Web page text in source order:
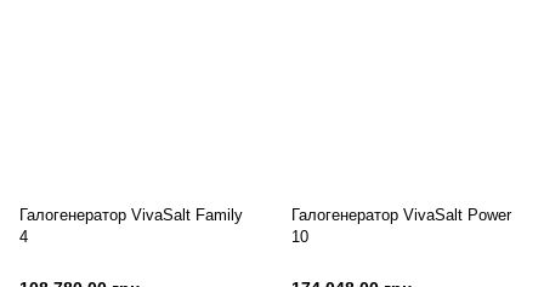
Галогенератор VivaSalt Family
4
Галогенератор VivaSalt Power
10